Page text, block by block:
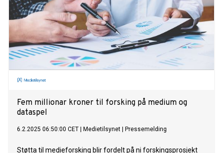
Fem millionar kroner til forsking på medium og
dataspel
6.2.2025 06:50:00 CET Medietilsynet Pressemelding
Støtta til medieforsking blir fordelt på ni forskingsprosjekt